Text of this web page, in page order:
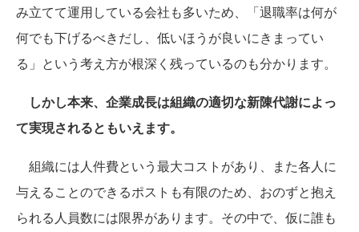
み立てて運用している会社も多いため、「退職率は何が
何でも下げるべきだし、低いほうが良いにきまってい
る」という考え方が根深く残っているのも分かります。
しかし本来、企業成長は組織の適切な新陳代謝によっ
て実現されるともいえます。
組織には人件費という最大コストがあり、また各人に
与えることのできるポストも有限のため、おのずと抱え
られる人員数には限界があります。その中で、仮に誰も